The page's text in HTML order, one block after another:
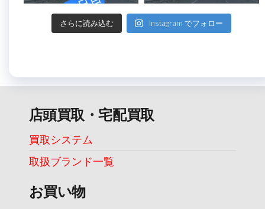
さらに読み込む Instagram でフォロー
店頭買取・宅配買取
買取システム
取扱ブランド一覧
お買い物